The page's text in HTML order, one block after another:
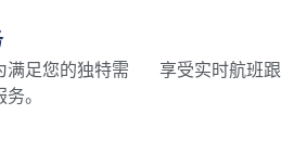
满足您的独特需
。
享受实时航班